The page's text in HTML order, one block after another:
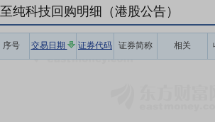
至纯科技回购明细（港股公告）
序号 交易日期 证券代码 证券简称 相关